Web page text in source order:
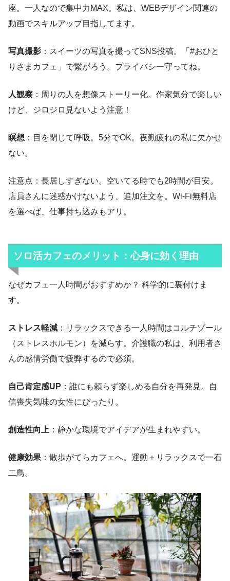
座。一人なので集中力MAX。私は、WEBデザイン関連の
動画でスキルアップ目指してます。
写真撮影 ：スイーツの写真を撮ってSNS投稿。「#おひと
りさまカフェ」で繋がろう。プライバシー守ってね。
人観察 ：周りの人を想像ストーリー化。作家気分で楽しい
けど、ジロジロ見ないよう注意！
瞑想 ：目を閉じて呼吸。5分でOK。夜勤疲れの私に欠かせ
ない。
注意点：長居しすぎない。空いてる時でも2時間が目安。
店員さんに迷惑かけないよう、追加注文を。Wi-Fi無料店
を選べば、仕事持ち込みもアリ。
ソロ活カフェのメリット：心身に効く理由
なぜカフェ一人時間がおすすめか？ 科学的に裏付けま
す。
ストレス軽減 ：リラックスできる一人時間はコルチゾール
（ストレスホルモン）を減らす。介護職の私は、利用者さ
んの感情労働で疲弊するので必須。
自己肯定感UP ：誰にも頼らず楽しめる自分を再発見。自
信喪失気味の女性にぴったり。
創造性向上 ：静かな環境でアイデアが生まれやすい。
健康効果 ：散歩がてらカフェへ。運動＋リラックスで一石
二鳥。